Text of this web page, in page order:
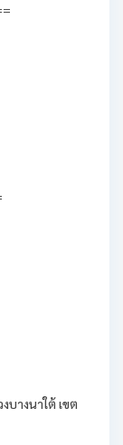
บางนาใต้ เขต